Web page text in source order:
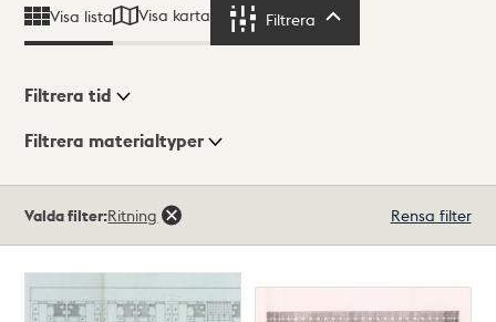
Visa lista Visa karta Filtrera
Visningsläge
Filtrera tid
Filtrera materialtyper
träffar
Valda filter:Ritning Rensa filter